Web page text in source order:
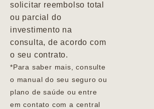
solicitar reembolso total
ou parcial do
investimento na
consulta, de acordo com
o seu contrato.
*Para saber mais, consulte
o manual do seu seguro ou
plano de saúde ou entre
em contato com a central